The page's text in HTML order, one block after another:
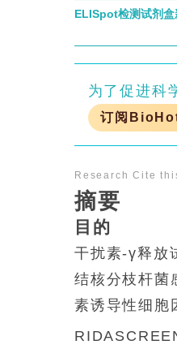
ELISpot检测试剂
为了促进科
订阅BioHot
Research Cite
摘要
目的
干扰素-γ释放
结核分枝杆菌
素诱导性细胞